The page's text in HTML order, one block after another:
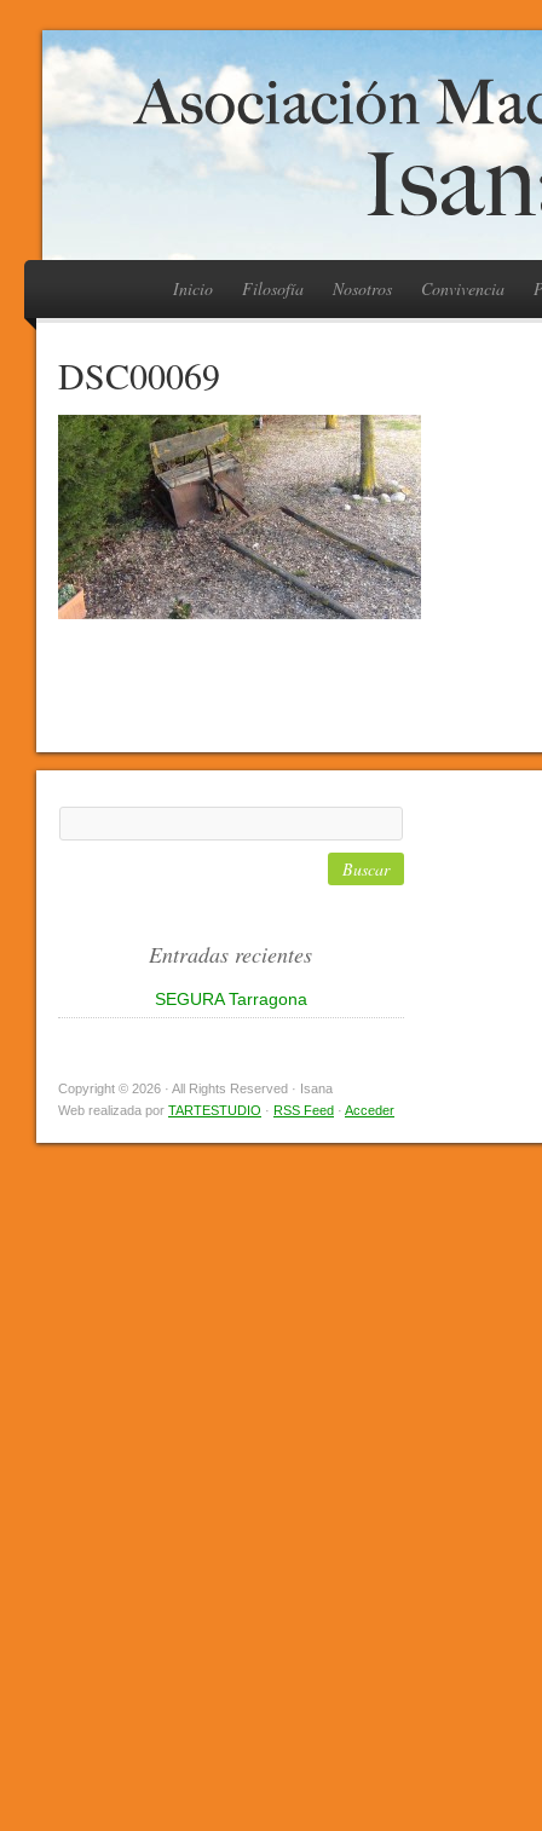
Inicio Filosofía Nosotros Convivencia
DSC00069
Entradas recientes
SEGURA Tarragona
Copyright © 2026 · All Rights Reserved · Isana
Web realizada por TARTESTUDIO · RSS Feed · Acceder